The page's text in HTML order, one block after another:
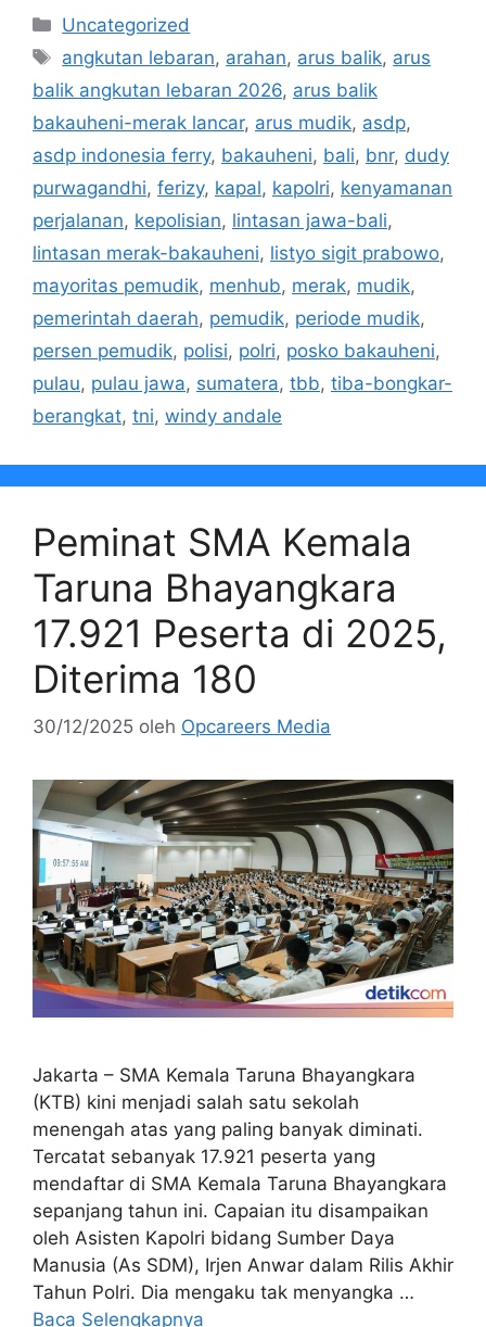
Kategori
Uncategorized
Tag
angkutan lebaran, arahan, arus balik, arus
balik angkutan lebaran 2026, arus balik
bakauheni-merak lancar, arus mudik, asdp,
asdp indonesia ferry, bakauheni, bali, bnr, dudy
purwagandhi, ferizy, kapal, kapolri, kenyamanan
perjalanan, kepolisian, lintasan jawa-bali,
lintasan merak-bakauheni, listyo sigit prabowo,
mayoritas pemudik, menhub, merak, mudik,
pemerintah daerah, pemudik, periode mudik,
persen pemudik, polisi, polri, posko bakauheni,
pulau, pulau jawa, sumatera, tbb, tiba-bongkar-
berangkat, tni, windy andale
Peminat SMA Kemala
Taruna Bhayangkara
17.921 Peserta di 2025,
Diterima 180
30/12/2025 oleh Opcareers Media
Jakarta – SMA Kemala Taruna Bhayangkara
(KTB) kini menjadi salah satu sekolah
menengah atas yang paling banyak diminati.
Tercatat sebanyak 17.921 peserta yang
mendaftar di SMA Kemala Taruna Bhayangkara
sepanjang tahun ini. Capaian itu disampaikan
oleh Asisten Kapolri bidang Sumber Daya
Manusia (As SDM), Irjen Anwar dalam Rilis Akhir
Tahun Polri. Dia mengaku tak menyangka …
Baca Selengkapnya